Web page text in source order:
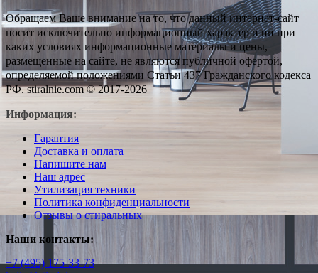
Обращаем Ваше внимание на то, что данный интернет-сайт
носит исключительно информационный характер и ни при
каких условиях информационные материалы и цены,
размещенные на сайте, не являются публичной офертой,
определяемой положениями Статьи 437 Гражданского кодекса
РФ. stiralnie.com © 2017-2026
Информация:
Гарантия
Доставка и оплата
Напишите нам
Наш адрес
Утилизация техники
Политика конфиденциальности
Отзывы о стиральных
Наши контакты:
+7 (495) 175-33-73